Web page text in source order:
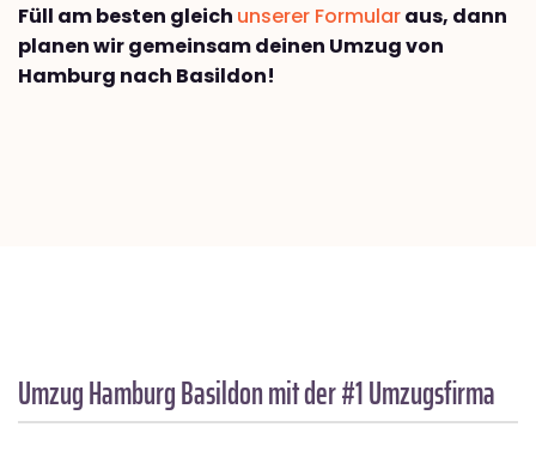
Füll am besten gleich unserer Formularaus, dann
planen wir gemeinsam deinen Umzug von
Hamburg nach Basildon!
Umzug HamburgBasildonmit der #1 Umzugsfirma